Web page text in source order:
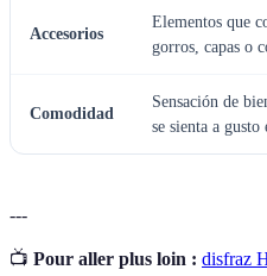
Accesorios
Elementos que
gorros, capas o
Comodidad
Sensación de
se sienta a gusto
---
📺 Pour aller plus loin : disfraz